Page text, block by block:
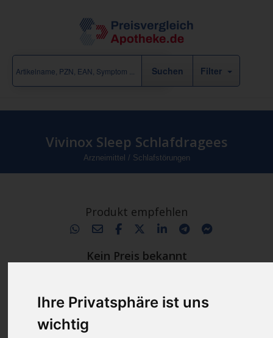
Ihre Privatsphäre ist uns
wichtig
Filter
Vivinox Sleep Schlafdragees
Arzneimittel / Schlafstörungen
Produkt empfehlen
Kein Preis bekannt